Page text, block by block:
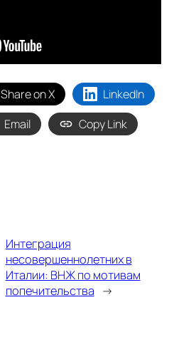
Share on X
LinkedIn
Email Copy Link
Интеграция
несовершеннолетних в
Италии: ВНЖ по мотивам
попечительства →